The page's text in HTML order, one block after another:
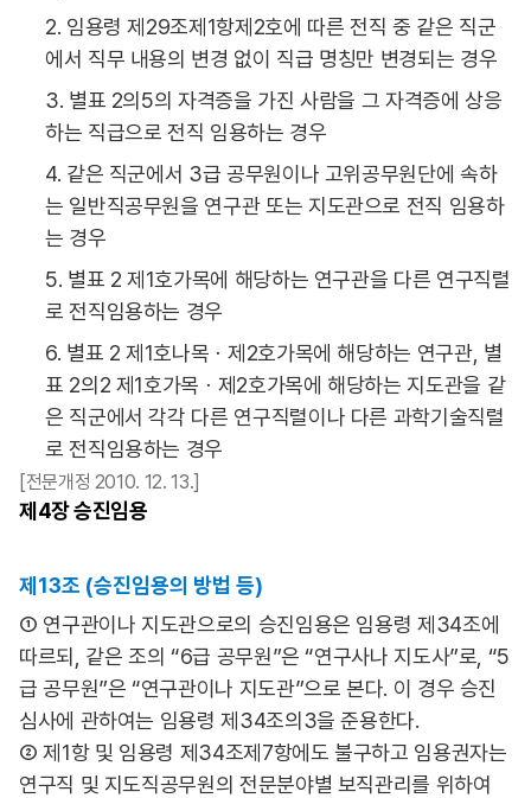
2. 임용령 제29조제1항제2호에 따른 전직 중 같은 직군
에서 직무 내용의 변경 없이 직급 명칭만 변경되는 경우
3. 별표 2의5의 자격증을 가진 사람을 그 자격증에 상응
하는 직급으로 전직 임용하는 경우
4. 같은 직군에서 3급 공무원이나 고위공무원단에 속하
는 일반직공무원을 연구관 또는 지도관으로 전직 임용하
는 경우
5. 별표 2 제1호가목에 해당하는 연구관을 다른 연구직렬
로 전직임용하는 경우
6. 별표 2 제1호나목ㆍ제2호가목에 해당하는 연구관, 별
표 2의2 제1호가목ㆍ제2호가목에 해당하는 지도관을 같
은 직군에서 각각 다른 연구직렬이나 다른 과학기술직렬
로 전직임용하는 경우
[전문개정 2010. 12. 13.]
제4장승진임용
제13조 (승진임용의 방법 등)
① 연구관이나 지도관으로의 승진임용은 임용령 제34조에
따르되, 같은 조의 “6급 공무원”은 “연구사나 지도사”로, “5
급 공무원”은 “연구관이나 지도관”으로 본다. 이 경우 승진
심사에 관하여는 임용령 제34조의3을 준용한다.
② 제1항 및 임용령 제34조제7항에도 불구하고 임용권자는
연구직 및 지도직공무원의 전문분야별 보직관리를 위하여